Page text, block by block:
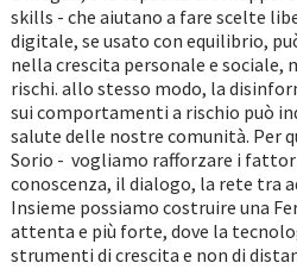
skills - che aiutano a fare scelte
digitale, se usato con equilibrio,
nella crescita personale e sociale,
rischi. allo stesso modo, la
sui comportamenti a rischio può
salute delle nostre comunità. Per
Sorio - vogliamo rafforzare i
conoscenza, il dialogo, la rete tra
Insieme possiamo costruire una
attenta e più forte, dove la
strumenti di crescita e non di